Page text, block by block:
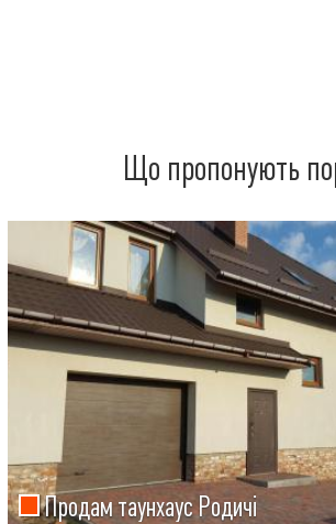
Що пропонують
Продам таунхаус Родичі